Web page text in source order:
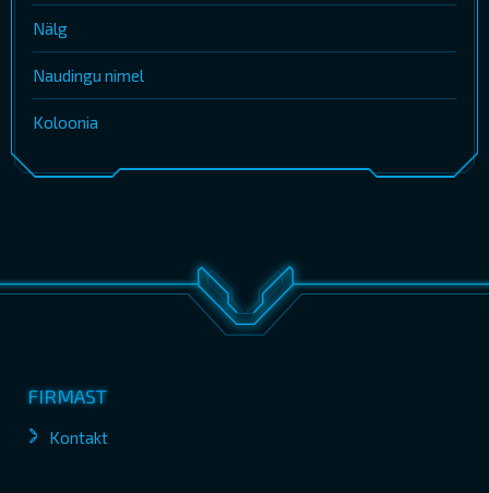
Nälg
Naudingu nimel
Koloonia
FIRMAST
Kontakt